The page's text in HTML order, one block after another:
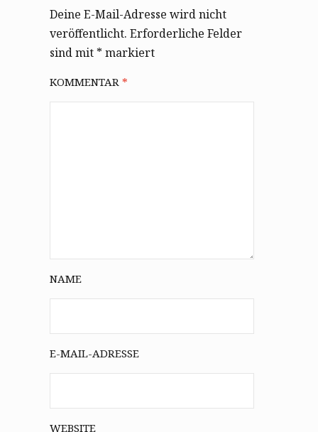
Deine E-Mail-Adresse wird nicht
veröffentlicht. Erforderliche Felder
sind mit * markiert
KOMMENTAR *
NAME
E-MAIL-ADRESSE
WEBSITE